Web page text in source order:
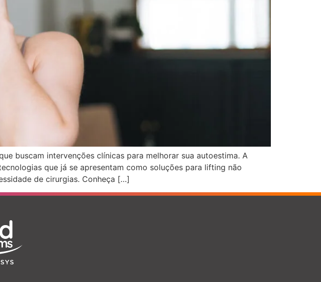
buscam intervenções clínicas para melhorar sua autoestima. A
que já se apresentam como soluções para lifting não
de cirurgias. Conheça […]